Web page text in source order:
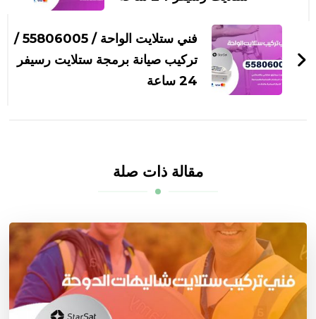
فني ستلايت الواحة / 55806005 /
تركيب صيانة برمجة ستلايت رسيفر
24 ساعة
مقالة ذات صلة